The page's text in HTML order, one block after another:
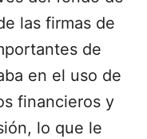
las firmas de
de
en el uso de
financieros y
lo que le